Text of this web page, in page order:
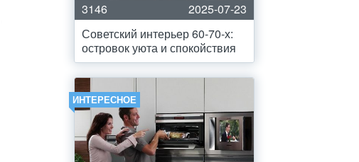
3146
2025-07-23
Советский интерьер 60-70-х:
островок уюта и спокойствия
ИНТЕРЕСНОЕ